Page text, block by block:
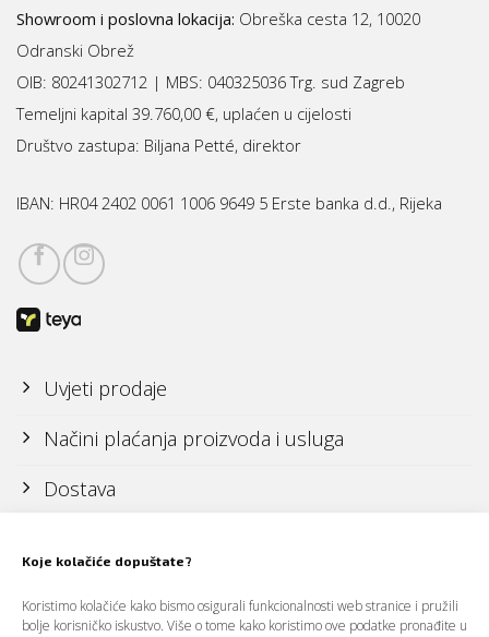
Koje kolačiće dopuštate?
Koristimo kolačiće kako bismo osigurali funkcionalnosti web stranice i pružili
bolje korisničko iskustvo. Više o tome kako koristimo ove podatke pronađite u
Showroom i poslovna lokacija: Obreška cesta 12, 10020
Odranski Obrež
OIB: 80241302712 | MBS: 040325036 Trg. sud Zagreb
Temeljni kapital 39.760,00 €, uplaćen u cijelosti
Društvo zastupa: Biljana Petté, direktor
IBAN: HR04 2402 0061 1006 9649 5 Erste banka d.d., Rijeka
Uvjeti prodaje
Načini plaćanja proizvoda i usluga
Dostava
Politika zaštite osobnih podataka (GDPR)